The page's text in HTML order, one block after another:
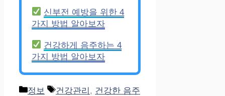
신부전 예방을 위한 4
가지 방법 알아보자
건강하게 음주하는 4
가지 방법 알아보자
Categories
정보 Tags
건강관리 , 건강한 음주